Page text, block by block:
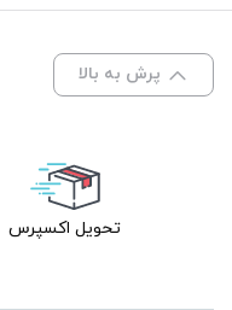
پرش به بالا
تحویل اکسپرس